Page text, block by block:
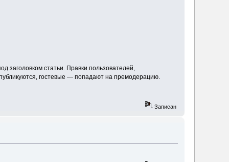
заголовком статьи. Правки пользователей,
гостевые — попадают на премодерацию.
Записан